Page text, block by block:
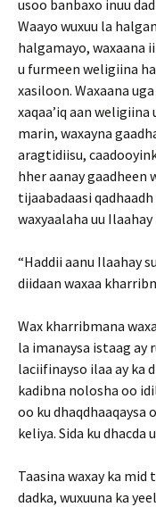
usoo banbaxo inuu
Waayo wuxuu la
halgamayo, waxaana
u furmeen weligiina
xasiloon. Waxaana
xaqaa’iq aan weligiina
marin, waxayna
aragtidiisu,
hher aanay gaadheen
tijaabadaasi
waxyaalaha uu
“Haddii aanu Ilaahay
diidaan waxaa
Wax kharribmana
la imanaysa istaag ay
laciifinayso ilaa ay ka
kadibna nolosha oo
oo ku dhaqdhaaqaysa
keliya. Sida ku
Taasina waxay ka mid
dadka, wuxuuna ka